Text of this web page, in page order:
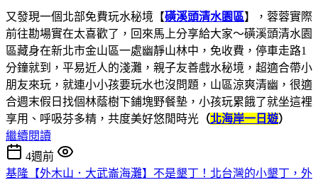
又發現一個北部免費玩水秘境【磺溪頭清水園區】，蓉蓉實際
前往勘場實在太喜歡了，回來馬上分享給大家～磺溪頭清水園
區藏身在新北市金山區一處幽靜山林中，免收費，停車走路1
分鐘就到，平易近人的淺灘，親子友善戲水秘境，超適合帶小
朋友來玩，就連小小孩要玩水也沒問題，山區涼爽清幽，很適
合週末假日找個林蔭樹下鋪塊野餐墊，小孩玩累餓了就坐這裡
享用、呼吸芬多精，共度美好悠閒時光 （北海岸一日遊）
繼續閱讀
4週前
基隆【外木山．大武崙海灘】不是墾丁！北台灣的小墾丁，外